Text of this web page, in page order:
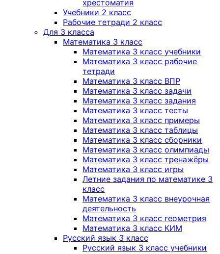
хрестоматия
Учебники 2 класс
Рабочие тетради 2 класс
Для 3 класса
Математика 3 класс
Математика 3 класс учебники
Математика 3 класс рабочие
тетради
Математика 3 класс ВПР
Математика 3 класс задачи
Математика 3 класс задания
Математика 3 класс тесты
Математика 3 класс примеры
Математика 3 класс таблицы
Математика 3 класс сборники
Математика 3 класс олимпиады
Математика 3 класс тренажёры
Математика 3 класс игры
Летние задания по математике 3
класс
Математика 3 класс внеурочная
деятельность
Математика 3 класс геометрия
Математика 3 класс КИМ
Русский язык 3 класс
Русский язык 3 класс учебники